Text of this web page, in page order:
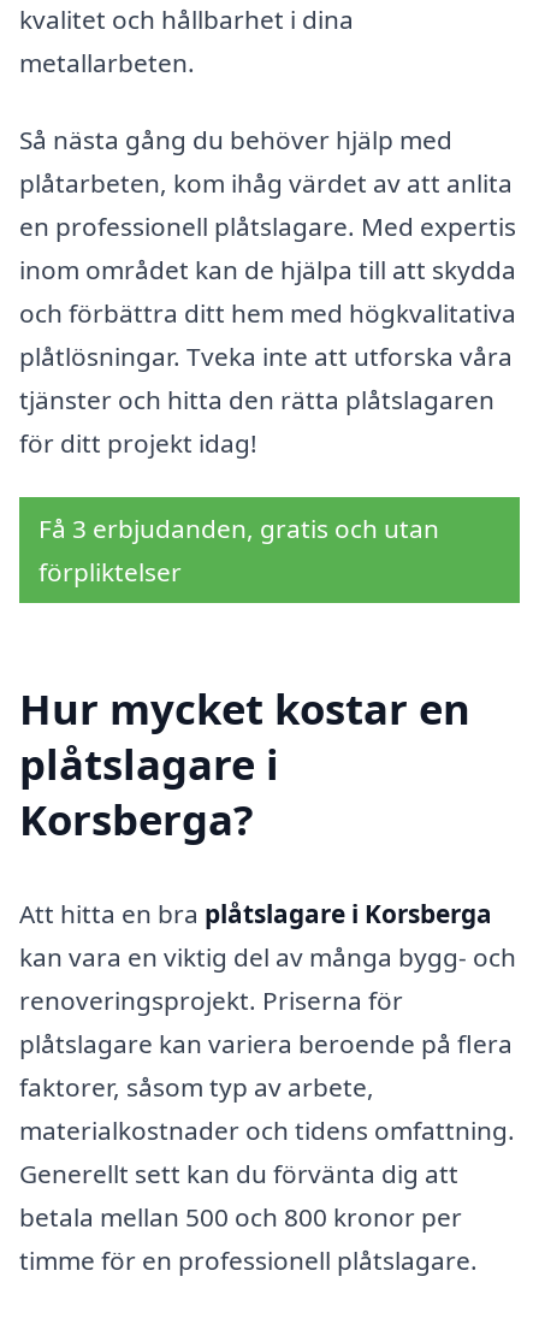
kvalitet och hållbarhet i dina
metallarbeten.
Så nästa gång du behöver hjälp med
plåtarbeten, kom ihåg värdet av att anlita
en professionell plåtslagare. Med expertis
inom området kan de hjälpa till att skydda
och förbättra ditt hem med högkvalitativa
plåtlösningar. Tveka inte att utforska våra
tjänster och hitta den rätta plåtslagaren
för ditt projekt idag!
Få 3 erbjudanden, gratis och utan
förpliktelser
Hur mycket kostar en
plåtslagare i
Korsberga?
Att hitta en bra plåtslagare i Korsberga
kan vara en viktig del av många bygg- och
renoveringsprojekt. Priserna för
plåtslagare kan variera beroende på flera
faktorer, såsom typ av arbete,
materialkostnader och tidens omfattning.
Generellt sett kan du förvänta dig att
betala mellan 500 och 800 kronor per
timme för en professionell plåtslagare.